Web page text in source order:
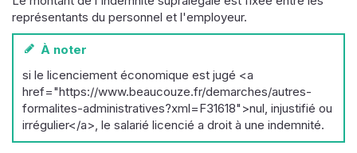
représentants du personnel et l'employeur.
À noter
si le licenciement économique est jugé <a
href="https://www.beaucouze.fr/demarches/autres-
formalites-administratives?xml=F31618">nul, injustifié ou
irrégulier</a>, le salarié licencié a droit à une indemnité.